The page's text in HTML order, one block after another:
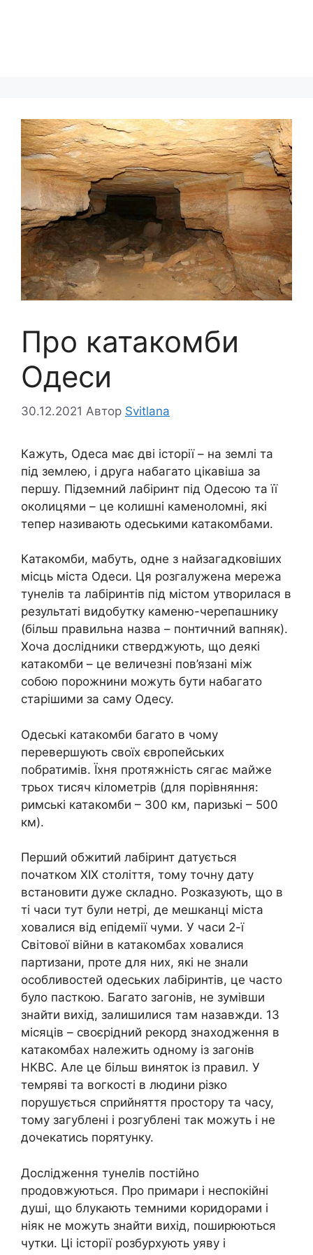
Про катакомби
Одеси
30.12.2021 Автор Svitlana
Кажуть, Одеса має дві історії – на землі та
під землею, і друга набагато цікавіша за
першу. Підземний лабіринт під Одесою та її
околицями – це колишні каменоломні, які
тепер називають одеськими катакомбами.
Катакомби, мабуть, одне з найзагадковіших
місць міста Одеси. Ця розгалужена мережа
тунелів та лабіринтів під містом утворилася в
результаті видобутку каменю-черепашнику
(більш правильна назва – понтичний вапняк).
Хоча дослідники стверджують, що деякі
катакомби – це величезні пов’язані між
собою порожнини можуть бути набагато
старішими за саму Одесу.
Одеські катакомби багато в чому
перевершують своїх європейських
побратимів. Їхня протяжність сягає майже
трьох тисяч кілометрів (для порівняння:
римські катакомби – 300 км, паризькі – 500
км).
Перший обжитий лабіринт датується
початком XIX століття, тому точну дату
встановити дуже складно. Розказують, що в
ті часи тут були нетрі, де мешканці міста
ховалися від епідемії чуми. У часи 2-ї
Світової війни в катакомбах ховалися
партизани, проте для них, які не знали
особливостей одеських лабіринтів, це часто
було пасткою. Багато загонів, не зумівши
знайти вихід, залишилися там назавжди. 13
місяців – своєрідний рекорд знаходження в
катакомбах належить одному із загонів
НКВС. Але це більш виняток із правил. У
темряві та вогкості в людини різко
порушується сприйняття простору та часу,
тому загублені і розгублені так можуть і не
дочекатись порятунку.
Дослідження тунелів постійно
продовжуються. Про примари і неспокійні
душі, що блукають темними коридорами і
ніяк не можуть знайти вихід, поширюються
чутки. Ці історії розбурхують уяву і